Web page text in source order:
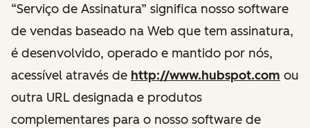
“Serviço de Assinatura” significa nosso software
de vendas baseado na Web que tem assinatura,
é desenvolvido, operado e mantido por nós,
acessível através de http://www.hubspot.com ou
outra URL designada e produtos
complementares para o nosso software de